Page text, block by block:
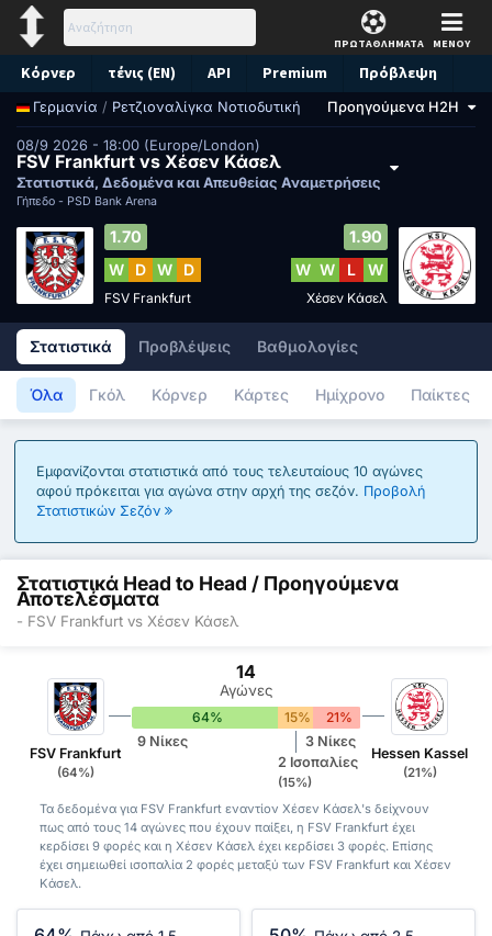
ΠΡΩΤΑΘΛΗΜΑΤΑ ΜΕΝΟΥ
Κόρνερ τένις (EN) API Premium Πρόβλεψη
Γερμανία / Ρετζιοναλίγκα Νοτιοδυτική Προηγούμενα H2H
08/9 2026 - 18:00 (Europe/London)
FSV Frankfurt vs Χέσεν Κάσελ
Στατιστικά, Δεδομένα και Απευθείας Αναμετρήσεις
Γήπεδο - PSD Bank Arena
1.70
W
D W D
FSV Frankfurt
1.90
W W L W
Χέσεν Κάσελ
Στατιστικά Προβλέψεις Βαθμολογίες
Όλα Γκόλ Κόρνερ Κάρτες Ημίχρονο Παίκτες
Εμφανίζονται στατιστικά από τους τελευταίους 10 αγώνες
αφού πρόκειται για αγώνα στην αρχή της σεζόν. Προβολή
Στατιστικών Σεζόν
Στατιστικά Head to Head / Προηγούμενα
Αποτελέσματα
- FSV Frankfurt vs Χέσεν Κάσελ
FSV Frankfurt
(64%)
14
Αγώνες
64% 15%
21%
9 Νίκες
2 Ισοπαλίες
(15%)
3 Νίκες
Hessen Kassel
(21%)
Τα δεδομένα για FSV Frankfurt εναντίον Χέσεν Κάσελ's δείχνουν
πως από τους 14 αγώνες που έχουν παίξει, η FSV Frankfurt έχει
κερδίσει 9 φορές και η Χέσεν Κάσελ έχει κερδίσει 3 φορές. Επίσης
έχει σημειωθεί ισοπαλία 2 φορές μεταξύ των FSV Frankfurt και Χέσεν
Κάσελ.